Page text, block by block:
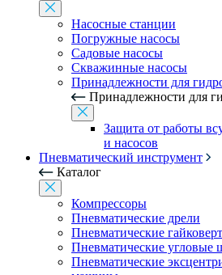
Насосные станции
Погружные насосы
Садовые насосы
Скважинные насосы
Принадлежности для
Принадлежности для
Защита от работы
и насосов
Пневматический инструмент
Каталог
Компрессоры
Пневматические дрели
Пневматические
Пневматические
Пневматические